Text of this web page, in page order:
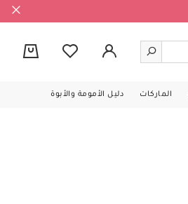
الماركات دليل الأمومة والأبوة